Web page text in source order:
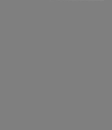
Stirile PRO TV